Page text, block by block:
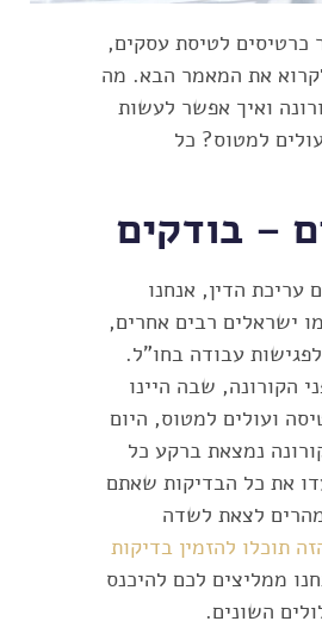
כרטיסים לטיסת עסקים,
את המאמר הבא. מה
ואיך אפשר לעשות
למטוס? כל
– בודקים
עריכת הדין, אנחנו
ישראלים רבים אחרים,
עבודה בחו"ל.
הקורונה, שבה היינו
ועולים למטוס, היום
נמצאת ברקע כל
את כל הבדיקות שאתם
לצאת לשדה
תוכלו להזמין בדיקות
ממליצים לכם להיכנס
השונים.